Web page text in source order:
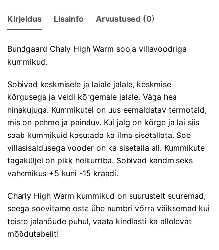
Kirjeldus Lisainfo Arvustused (0)
Bundgaard Chaly High Warm sooja villavoodriga
kummikud.
Sobivad keskmisele ja laiale jalale, keskmise
kõrgusega ja veidi kõrgemale jalale. Väga hea
ninakujuga. Kummikutel on uus eemaldatav termotald,
mis on pehme ja painduv. Kui jalg on kõrge ja lai siis
saab kummikuid kasutada ka ilma sisetallata. Soe
villasisaldusega vooder on ka sisetalla all. Kummikute
tagaküljel on pikk helkurriba. Sobivad kandmiseks
vahemikus +5 kuni -15 kraadi.
Charly High Warm kummikud on suurustelt suuremad,
seega soovitame osta ühe numbri võrra väiksemad kui
teiste jalanõude puhul, vaata kindlasti ka allolevat
mõõdutabelit!